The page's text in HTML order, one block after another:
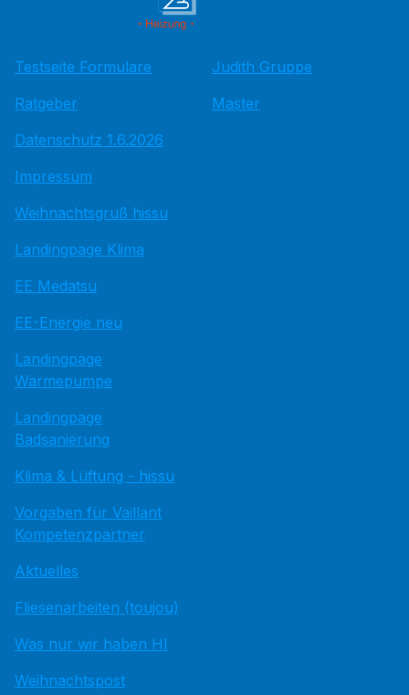
Testseite Formulare
Ratgeber
Datenschutz 1.6.2026
Impressum
Weihnachtsgruß hissu
Landingpage Klima
EE Medatsu
EE-Energie neu
Landingpage
Wärmepumpe
Landingpage
Badsanierung
Klima & Lüftung - hissu
Vorgaben für Vaillant
Kompetenzpartner
Aktuelles
Fliesenarbeiten (toujou)
Was nur wir haben HI
Weihnachtspost
Judith Gruppe
Master